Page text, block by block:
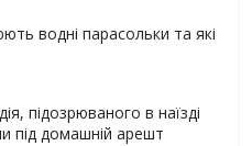
водні парасольки та які
підозрюваного в наїзді
під домашній арешт